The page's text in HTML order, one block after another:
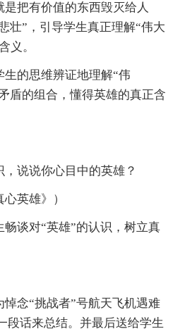
把有价值的东西毁灭给人
壮”，引导学生真正理解“伟大
义。
生的思维辨证地理解“伟
盾的组合，懂得英雄的真正含
说说你心目中的英雄？
英雄》）
畅谈对“英雄”的认识，树立真
念“挑战者”号航天飞机遇难
段话来总结。并最后送给学生